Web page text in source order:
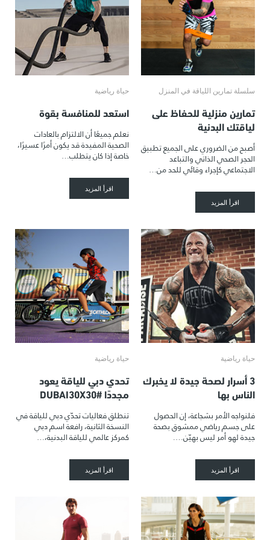
سلسلة تمارين اللياقة في المنزل
تمارين منزلية للحفاظ على
لياقتك البدنية
أصبح من الضروري على الجميع تطبيق
الحجر الصحي الذاتي والتباعد
الاجتماعي كإجراء وقائي للحد من…
اقرأ المزيد
حياة رياضية
استعد للمنافسة بقوة
نعلم جميعًا أن الالتزام بالعادات
الصحية المفيدة قد يكون أمرًا عسيرًا،
خاصة إذا كان يتطلب…
اقرأ المزيد
حياة رياضية
3 أسرار لصحة جيدة لا يخبرك
الناس بها
فلنواجه الأمر بشجاعة، إن الحصول
على جسم رياضي ممشوق بصحة
جيدة لهو أمر ليس بهيّن….
اقرأ المزيد
حياة رياضية
تحدي دبي للياقة يعود
مجددًا #DUBAI30X30
تنطلق فعاليات تحدّي دبي للياقة في
النسخة الثانية، رافعة اسم دبي
كمركز عالمي للياقة البدنية،…
اقرأ المزيد